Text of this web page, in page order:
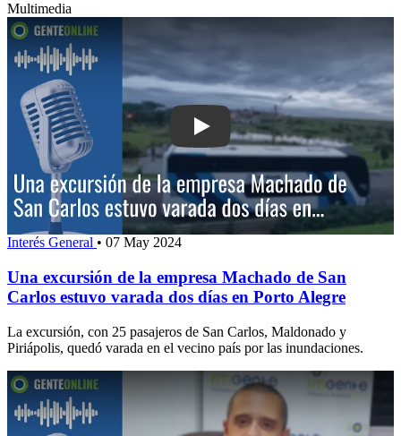
Multimedia
Play: Una excursión de la empresa
Interés General • 07 May 2024
Una excursión de la empresa Machado de San
Carlos estuvo varada dos días en Porto Alegre
La excursión, con 25 pasajeros de San Carlos, Maldonado y
Piriápolis, quedó varada en el vecino país por las inundaciones.